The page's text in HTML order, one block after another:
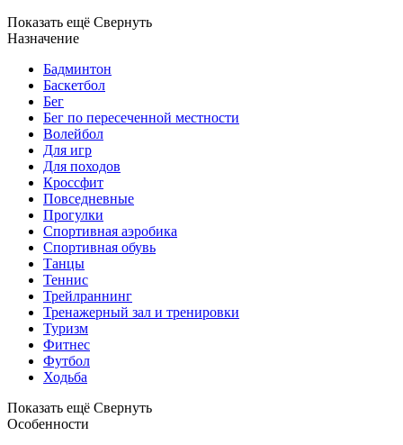
Показать ещё Свернуть
Назначение
Бадминтон
Баскетбол
Бег
Бег по пересеченной местности
Волейбол
Для игр
Для походов
Кроссфит
Повседневные
Прогулки
Спортивная аэробика
Спортивная обувь
Танцы
Теннис
Трейлраннинг
Тренажерный зал и тренировки
Туризм
Фитнес
Футбол
Ходьба
Показать ещё Свернуть
Особенности